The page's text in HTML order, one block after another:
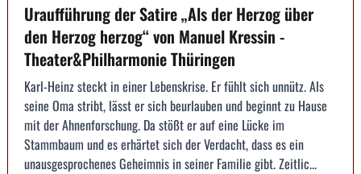
Uraufführung der Satire „Als der Herzog über
den Herzog herzog“ von Manuel Kressin -
Theater&Philharmonie Thüringen
Karl-Heinz steckt in einer Lebenskrise. Er fühlt sich unnütz. Als
seine Oma stribt, lässt er sich beurlauben und beginnt zu Hause
mit der Ahnenforschung. Da stößt er auf eine Lücke im
Stammbaum und es erhärtet sich der Verdacht, dass es ein
unausgesprochenes Geheimnis in seiner Familie gibt. Zeitlic...